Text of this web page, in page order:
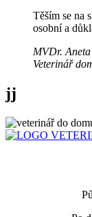
Těším se na
osobní a
MVDr.
Veterinář
jj